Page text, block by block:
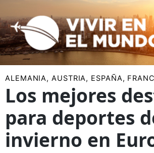
al
contenido
ALEMANIA,AUSTRIA, ESPAÑA,
Los mejores
para deportes
invierno en